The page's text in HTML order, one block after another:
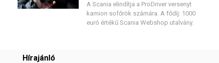
A Scania elindítja a ProDriver versenyt
kamion sofőrök számára. A fődíj: 1000
euró értékű Scania Webshop utalvány.
Hírajánló